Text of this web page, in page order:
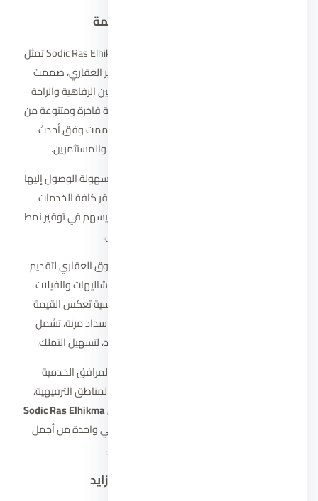
قرية سوديك راس الحكمة
– Sodic Ras Elhikma North Coast تمثل
واحدة من اهم مشاريع شركة سوديك للتطوير العقاري، صممت
لتوفير تجربة سكنية وترفيهية متكاملة تجمع بين الرفاهية والراحة
النفسية للسكان. يتميز المشروع بتوفير مجموعة فاخرة ومتنوعة من
الوحدات تشمل الشاليهات والفلل، والتي صُممت وفق أحدث
المعايير العالمية لتلبية احتياجات العملاء والمستثمرين.
اختير موقع القرية بعناية ليكون استراتيجيًا، يتيح سهولة الوصول إليها
من مختلف المناطق بسرعة، كما يضمن توافر كافة الخدمات
الأساسية والترفيهية بالقرب من المشروع، مما يسهم في توفير نمط
حياة مريح ومتكامل للسكان.
اعتمدت سوديك على خبرتها الواسعة في السوق العقاري لتقديم
تنوع كبير في مساحات الوحدات، بما يشمل الشاليهات والفيلات
بمختلف الأحجام، إلى جانب تقديم أسعار تنافسية تعكس القيمة
العقارية الحقيقية للوحدات. كما تتوفر خطط سداد مرنة، تشمل
مقدمًا منخفضًا وأقساطًا طويلة بدون فوائد، لتسهيل التملك.
ويكتمل المشروع بمجموعة متكاملة من المرافق الخدمية
والترفيهية، بما في ذلك المساحات الخضراء، المناطق الترفيهية،
المرافق الرياضية، والشواطئ الخاصة، ما يجعلSodic Ras Elhikma
خيارًا مثاليًا لمن يبحث عن السكن والاستثمار في واحدة من أجمل
الوجهات الساحلية في مصر.